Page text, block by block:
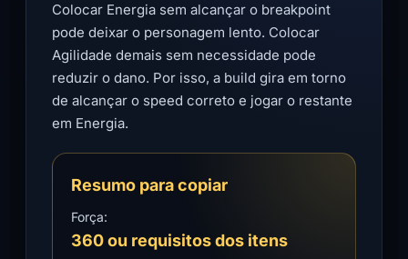
Colocar Energia sem alcançar o breakpoint
pode deixar o personagem lento. Colocar
Agilidade demais sem necessidade pode
reduzir o dano. Por isso, a build gira em torno
de alcançar o speed correto e jogar o restante
em Energia.
Resumo para copiar
Força:
360 ou requisitos dos itens